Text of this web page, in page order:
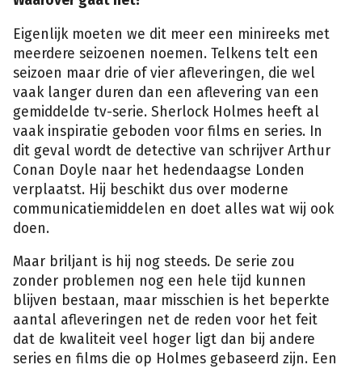
Eigenlijk moeten we dit meer een minireeks met
meerdere seizoenen noemen. Telkens telt een
seizoen maar drie of vier afleveringen, die wel
vaak langer duren dan een aflevering van een
gemiddelde tv-serie. Sherlock Holmes heeft al
vaak inspiratie geboden voor films en series. In
dit geval wordt de detective van schrijver Arthur
Conan Doyle naar het hedendaagse Londen
verplaatst. Hij beschikt dus over moderne
communicatiemiddelen en doet alles wat wij ook
doen.
Maar briljant is hij nog steeds. De serie zou
zonder problemen nog een hele tijd kunnen
blijven bestaan, maar misschien is het beperkte
aantal afleveringen net de reden voor het feit
dat de kwaliteit veel hoger ligt dan bij andere
series en films die op Holmes gebaseerd zijn. Een